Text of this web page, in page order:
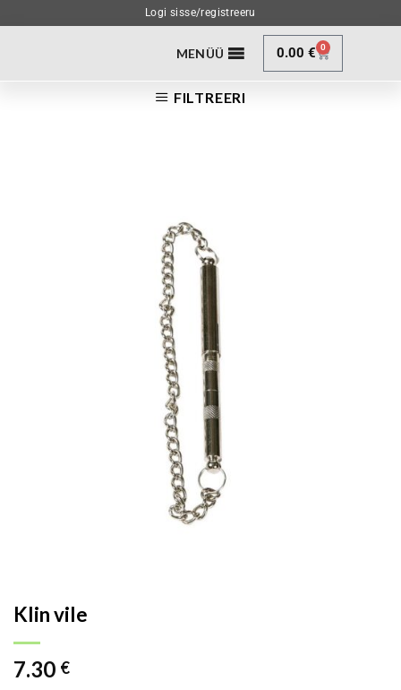
Logi sisse/registreeru
MENÜÜ 0.00€ 0
FILTREERI
Klin vile
7.30 €